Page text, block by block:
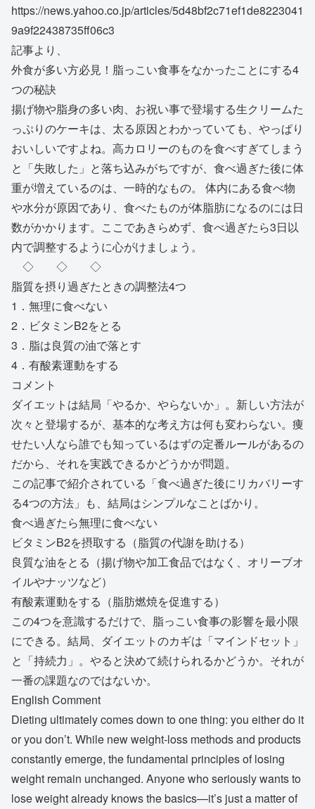
https://news.yahoo.co.jp/articles/5d48bf2c71ef1de8223041
9a9f22438735ff06c3
記事より、
外食が多い方必見！脂っこい食事をなかったことにする4
つの秘訣
揚げ物や脂身の多い肉、お祝い事で登場する生クリームた
っぷりのケーキは、太る原因とわかっていても、やっぱり
おいしいですよね。高カロリーのものを食べすぎてしまう
と「失敗した」と落ち込みがちですが、食べ過ぎた後に体
重が増えているのは、一時的なもの。 体内にある食べ物
や水分が原因であり、食べたものが体脂肪になるのには日
数がかかります。ここであきらめず、食べ過ぎたら3日以
内で調整するように心がけましょう。
◇ ◇ ◇
脂質を摂り過ぎたときの調整法4つ
1．無理に食べない
2．ビタミンB2をとる
3．脂は良質の油で落とす
4．有酸素運動をする
コメント
ダイエットは結局「やるか、やらないか」。新しい方法が
次々と登場するが、基本的な考え方は何も変わらない。痩
せたい人なら誰でも知っているはずの定番ルールがあるの
だから、それを実践できるかどうかが問題。
この記事で紹介されている「食べ過ぎた後にリカバリーす
る4つの方法」も、結局はシンプルなことばかり。
食べ過ぎたら無理に食べない
ビタミンB2を摂取する（脂質の代謝を助ける）
良質な油をとる（揚げ物や加工食品ではなく、オリーブオ
イルやナッツなど）
有酸素運動をする（脂肪燃焼を促進する）
この4つを意識するだけで、脂っこい食事の影響を最小限
にできる。結局、ダイエットのカギは「マインドセット」
と「持続力」。やると決めて続けられるかどうか。それが
一番の課題なのではないか。
English Comment
Dieting ultimately comes down to one thing: you either do it
or you don’t. While new weight-loss methods and products
constantly emerge, the fundamental principles of losing
weight remain unchanged. Anyone who seriously wants to
lose weight already knows the basics—it’s just a matter of